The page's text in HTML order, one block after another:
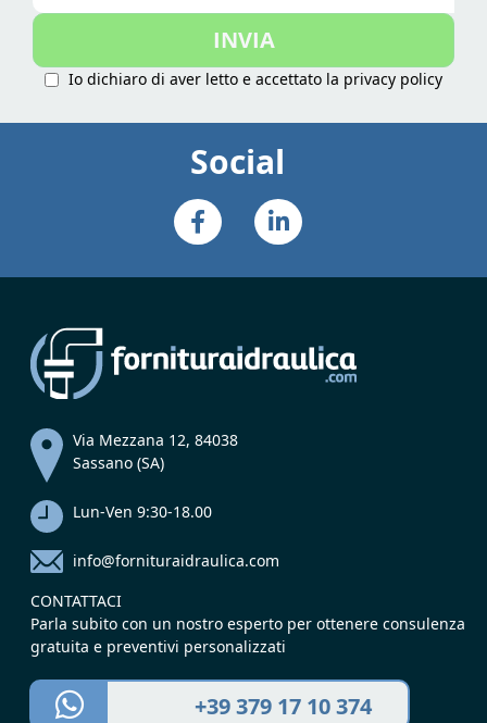
nostra
INVIA
Io dichiaro di aver letto e accettato la privacy policy
Social
Via Mezzana 12, 84038
Sassano (SA)
Lun-Ven 9:30-18.00
info@fornituraidraulica.com
CONTATTACI
Parla subito con un nostro esperto per ottenere consulenza
gratuita e preventivi personalizzati
+39 379 17 10 374